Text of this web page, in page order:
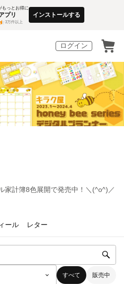
もっとお得に
プリ
3万件以上
インストールする
ログイン
家計簿8色展開で発売中！＼(^o^)／
ール レター
すべて 販売中